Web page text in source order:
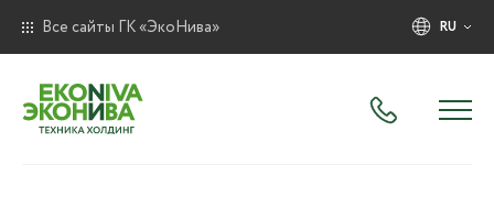
Все сайты ГК «ЭкоНива» RU